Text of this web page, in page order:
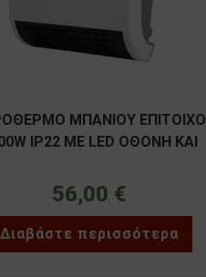
ΜΠΑΝΙΟΥ ΕΠΙΤΟΙΧΟ
IP22 ΜΕ LED ΟΘΟΝΗ ΚΑΙ
56,00 €
Διαβάστε περισσότερα